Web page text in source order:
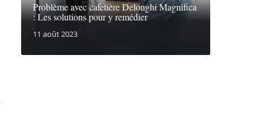
Problème avec cafetière Delonghi Magnifica
: Les solutions pour y remédier
11 août 2023